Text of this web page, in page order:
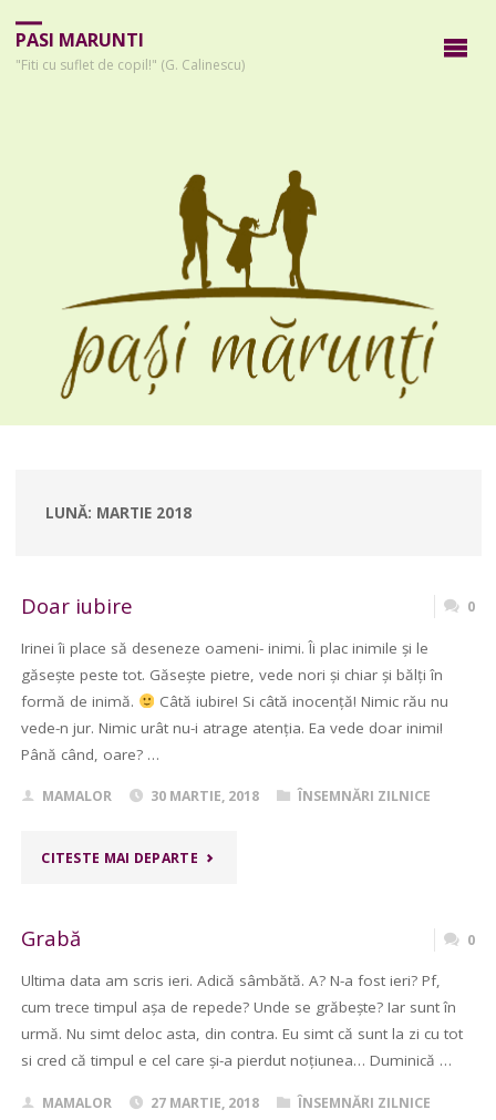
PASI MARUNTI
"Fiti cu suflet de copil!" (G. Calinescu)
LUNĂ: MARTIE 2018
Doar iubire 0
Irinei îi place să deseneze oameni- inimi. Îi plac inimile și le
găsește peste tot. Găsește pietre, vede nori și chiar și bălți în
formă de inimă.
Câtă iubire! Si câtă inocență! Nimic rău nu
vede-n jur. Nimic urât nu-i atrage atenția. Ea vede doar inimi!
Până când, oare? …
MAMALOR 30 MARTIE, 2018 ÎNSEMNĂRI ZILNICE
CITESTE MAI DEPARTE"DOAR
Grabă 0
Ultima data am scris ieri. Adică sâmbătă. A? N-a fost ieri? Pf,
cum trece timpul așa de repede? Unde se grăbește? Iar sunt în
urmă. Nu simt deloc asta, din contra. Eu simt că sunt la zi cu tot
si cred că timpul e cel care și-a pierdut noțiunea… Duminică …
MAMALOR 27 MARTIE, 2018 ÎNSEMNĂRI ZILNICE